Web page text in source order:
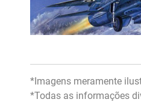
*Imagens meramente
*Todas as informações